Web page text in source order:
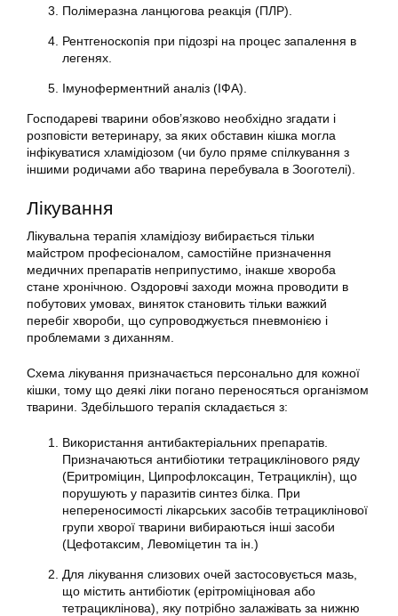
Полімеразна ланцюгова реакція (ПЛР).
Рентгеноскопія при підозрі на процес запалення в
легенях.
Імуноферментний аналіз (ІФА).
Господареві тварини обов’язково необхідно згадати і
розповісти ветеринару, за яких обставин кішка могла
інфікуватися хламідіозом (чи було пряме спілкування з
іншими родичами або тварина перебувала в Зооготелі).
Лікування
Лікувальна терапія хламідіозу вибирається тільки
майстром професіоналом, самостійне призначення
медичних препаратів неприпустимо, інакше хвороба
стане хронічною. Оздоровчі заходи можна проводити в
побутових умовах, виняток становить тільки важкий
перебіг хвороби, що супроводжується пневмонією і
проблемами з диханням.
Схема лікування призначається персонально для кожної
кішки, тому що деякі ліки погано переносяться організмом
тварини. Здебільшого терапія складається з:
Використання антибактеріальних препаратів.
Призначаються антибіотики тетрациклінового ряду
(Еритроміцин, Ципрофлоксацин, Тетрациклін), що
порушують у паразитів синтез білка. При
непереносимості лікарських засобів тетрациклінової
групи хворої тварини вибираються інші засоби
(Цефотаксим, Левоміцетин та ін.)
Для лікування слизових очей застосовується мазь,
що містить антибіотик (ерітроміціновая або
тетрациклінова), яку потрібно залажівать за нижню